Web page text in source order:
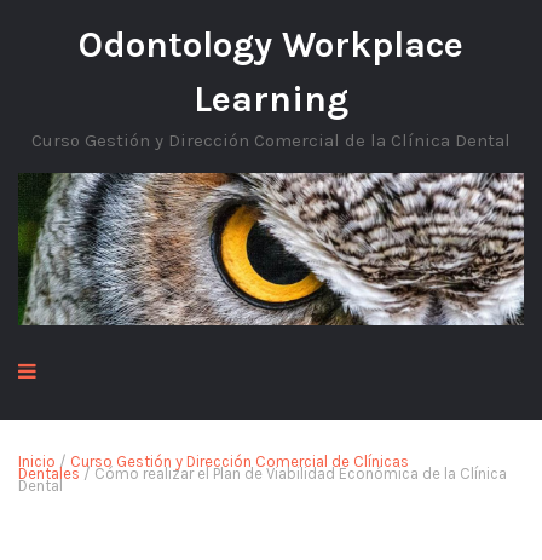
Odontology Workplace
Learning
Curso Gestión y Dirección Comercial de la Clínica Dental
Inicio / Curso Gestión y Dirección Comercial de Clínicas
Dentales / Cómo realizar el Plan de Viabilidad Económica de la Clínica
Dental